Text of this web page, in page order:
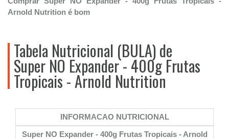
Arnold Nutrition é bom
Tabela Nutricional (BULA) de
Super NO Expander - 400g Frutas
Tropicais - Arnold Nutrition
INFORMACAO NUTRICIONAL
Super NO Expander - 400g Frutas Tropicais - Arnold